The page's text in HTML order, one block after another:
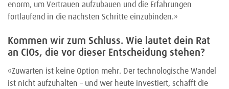
enorm, um Vertrauen aufzubauen und die Erfahrungen
fortlaufend in die nächsten Schritte einzubinden.»
Kommen wir zum Schluss. Wie lautet dein Rat
an CIOs, die vor dieser Entscheidung stehen?
«Zuwarten ist keine Option mehr. Der technologische Wandel
ist nicht aufzuhalten – und wer heute investiert, schafft die